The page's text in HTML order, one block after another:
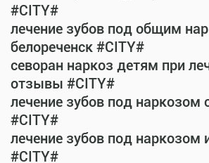
#CITY#
лечение зубов под общим
белореченск #CITY#
севоран наркоз детям при
отзывы #CITY#
лечение зубов под наркозом
#CITY#
лечение зубов под наркозом
#CITY#